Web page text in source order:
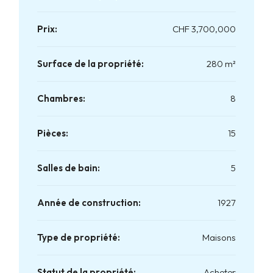
Prix: CHF 3,700,000
Surface de la propriété: 280 m²
Chambres: 8
Pièces: 15
Salles de bain: 5
Année de construction: 1927
Type de propriété: Maisons